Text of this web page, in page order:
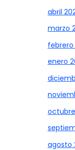
abril
marzo
febrero
enero
agosto